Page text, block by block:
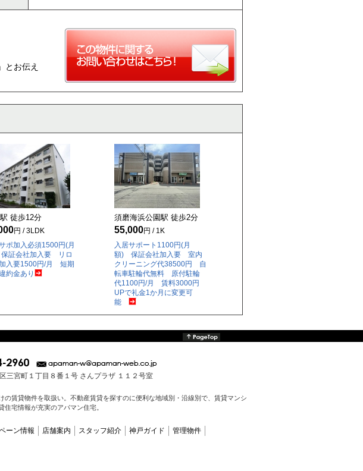
とお伝え
徒歩12分
円 / 3LDK
ポ加入必須1500円(月
証会社加入要 リロ
入要1500円/月 短期
約金あり
須磨海浜公園駅 徒歩2分
55,000円 / 1K
入居サポート1100円(月
額) 保証会社加入要 室内
クリーニング代38500円 自
転車駐輪代無料 原付駐輪
代1100円/月 賃料3000円
UPで礼金1か月に変更可
能
宮町１丁目８番１号 さんプラザ １１２号室
賃貸物件を取扱い。不動産賃貸を探すのに便利な地域別・沿線別で、賃貸マンシ
宅情報が充実のアパマン住宅。
ーン情報 店舗案内 スタッフ紹介 神戸ガイド
管理物件